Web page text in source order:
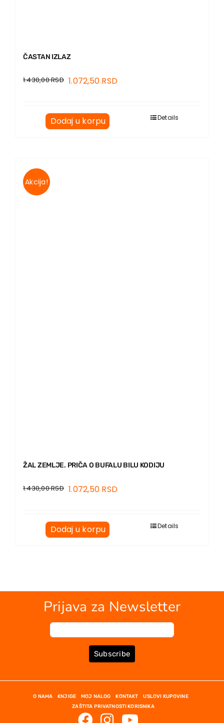
ČASTAN IZLAZ
1.430,00RSD 1.072,50 RSD
Dodaj u korpu Details
Akcija!
ŽAL ZEMLJE. PRIČA O BUFALU BILU KODIJU
1.430,00RSD 1.072,50 RSD
Dodaj u korpu Details
Prijava za Newsletter
Subscribe
O NAMA KNJIGE MOJ NALOG KONTAKT
USLOVI KUPOVINE
ZAŠTITA PRIVATNOSTI KORISNIKA